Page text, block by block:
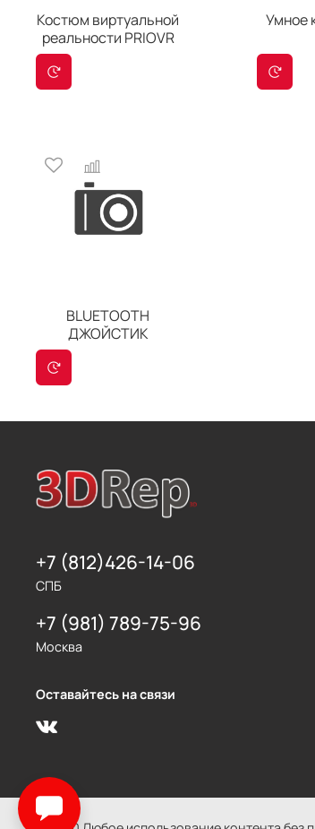
Костюм виртуальной
реальности PRIOVR
Умное
BLUETOOTH
ДЖОЙСТИК
+7 (812)426-14-06
СПБ
+7 (981) 789-75-96
Москва
Оставайтесь на связи